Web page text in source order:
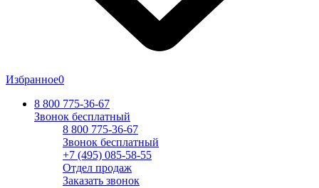
Избранное0
8 800 775-36-67
Звонок бесплатный
8 800 775-36-67
Звонок бесплатный
+7 (495) 085-58-55
Отдел продаж
Заказать звонок